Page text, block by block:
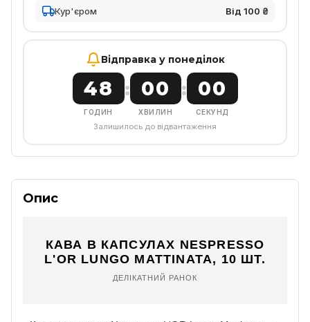
Кур'єром
Від 100 ₴
Відправка у понеділок
48
ГОДИН
: 00
ХВИЛИН
: 00
СЕКУНД
Залишилось до відвантаження
Опис
КАВА В КАПСУЛАХ NESPRESSO
L'OR LUNGO MATTINATA, 10 ШТ.
ДЕЛІКАТНИЙ РАНОК